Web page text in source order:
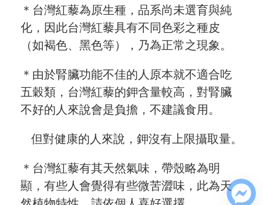
＊台灣紅藜為原生種，品系尚未選育與純
化，因此台灣紅藜具有不同色彩之種皮
（如褐色、黑色等），乃為正常之現象。
＊由於腎臟功能不佳的人原本就不適合吃
五穀類，台灣紅藜的鉀含量較高，對腎臟
不好的人來說會是負擔，不建議食用。
但對健康的人來說，鉀沒有上限攝取量。
＊台灣紅藜有其天然氣味，帶殼略為明
顯，有些人會覺得有些微苦澀味，此為天